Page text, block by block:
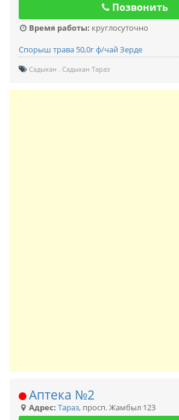
Позвонить
Время работы: круглосуточно
Спорыш трава 50,0г ф/чай Зерде
Садыхан Садыхан Тараз
Аптека №2
Адрес: Тараз, просп. Жамбыл 123